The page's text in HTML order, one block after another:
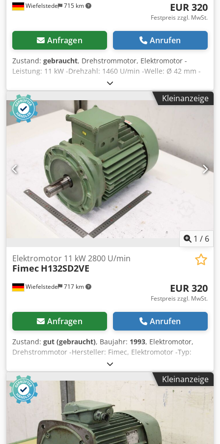
Wiefelstede 715 km EUR 320
Festpreis zzgl. MwSt.
Anfragen Anrufen
Zustand: gebraucht, Drehstrommotor, Elektromotor -
Leistung: 11 kW -Drehzahl: 1460 U/min -Welle: Ø 42 mm -
Bauform: B3 -Schutzart: IP 54 Dwjdjcny Evspfx Abnsa -
Abmessungen: 670/400/H320 mm -Gewicht: 108 kg
Kleinanzeige
1 / 6
Wiefelstede 717 km
Elektromotor 11 kW 2800 U/min
Fimec H132SD2VE
EUR 320
Festpreis zzgl. MwSt.
Anfragen Anrufen
Zustand: gut (gebraucht), Baujahr: 1993, Elektromotor,
Drehstrommotor -Hersteller: Fimec, Elektromotor -Typ:
H132SD2VE -Leistung: 11 kW -Drehzahl: 2800 U/min -Welle:
Ø 38 x 80 mm -Bauform: B5 -Schutzart: IP54 -Anzahl: 4x
Motor vorhanden -Preis: pro Stück -Abmessungen:
480/255/H340 mm Dwjdpfoyhnpuex Abnea -Gewicht: 53
kg/St.
Kleinanzeige